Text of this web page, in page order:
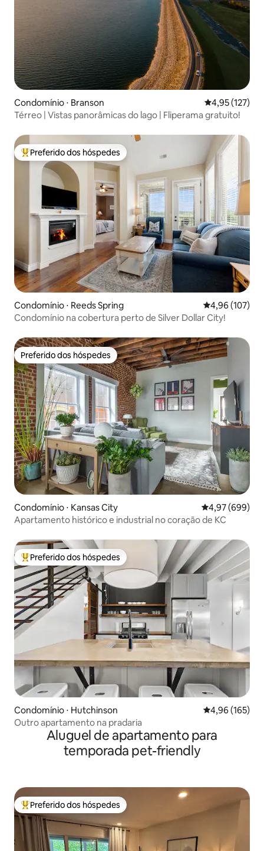
Condomínio ⋅ Branson 4,95 de uma
4,95 (127)
Térreo | Vistas panorâmicas do lago | Fliperama gratuito!
Entre os melhores preferidos dos hóspedes
Preferido dos hóspedes
Condomínio ⋅ Reeds Spring 4,96 de uma
4,96 (107)
Condomínio na cobertura perto de Silver Dollar City!
Preferido dos hóspedes
Preferido dos hóspedes
Condomínio ⋅ Kansas City 4,97 de uma
4,97 (699)
Apartamento histórico e industrial no coração de KC
Entre os melhores preferidos dos hóspedes
Preferido dos hóspedes
Condomínio ⋅ Hutchinson 4,96 de uma
4,96 (165)
Outro apartamento na pradaria
Aluguel de apartamento para
temporada pet-friendly
Entre os melhores preferidos dos hóspedes
Preferido dos hóspedes